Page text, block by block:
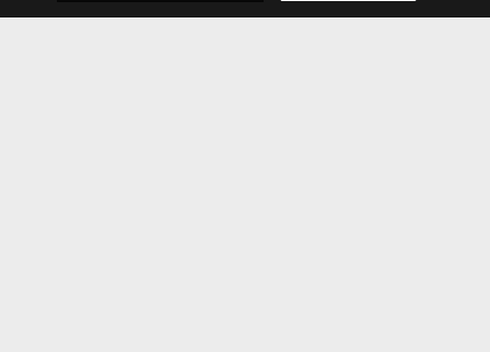
MÁS INFORMACIÓN